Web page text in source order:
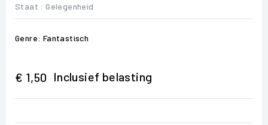
Staat : Gelegenheid
Genre: Fantastisch
€ 1,50 Inclusief belasting